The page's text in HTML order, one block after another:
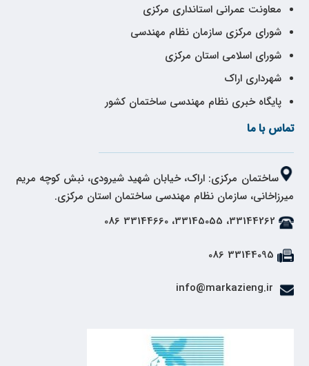
معاونت عمرانی استانداری مرکزی
شورای مرکزی سازمان نظام مهندسی
شورای اسلامی استان مرکزی
شهرداری اراک
پایگاه خبری نظام مهندسی ساختمان کشور
تماس با ما
ساختمان مرکزی: اراک، خیابان شهید شیرودی، نبش کوچه مریم
میرزاخانی، سازمان نظام مهندسی ساختمان استان مرکزی.
33144262، 33145055، 33144660 086
33144095 086